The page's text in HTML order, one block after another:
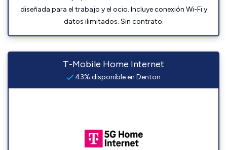
diseñada para el trabajo y el ocio. Incluye conexión Wi-Fi y
datos ilimitados. Sin contrato.
T-Mobile Home Internet
43% disponible en Denton